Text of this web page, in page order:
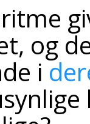
og
i